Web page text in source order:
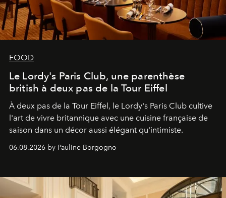
FOOD
Le Lordy's Paris Club, une parenthèse
british à deux pas de la Tour Eiffel
À deux pas de la Tour Eiffel, le Lordy's Paris Club cultive
l'art de vivre britannique avec une cuisine française de
saison dans un décor aussi élégant qu'intimiste.
06.08.2026 by Pauline Borgogno